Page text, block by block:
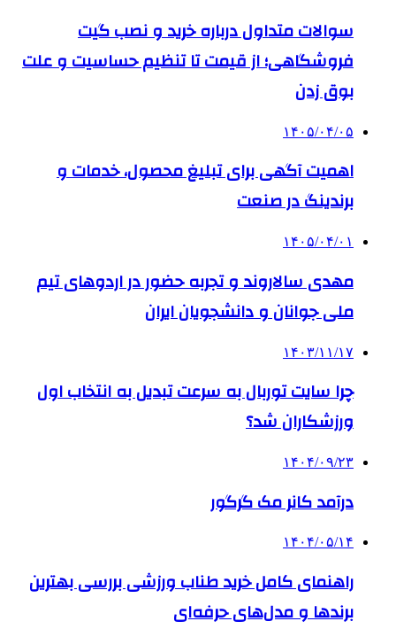
سوالات متداول درباره خرید و نصب گیت
فروشگاهی؛ از قیمت تا تنظیم حساسیت و علت
بوق زدن
۱۴۰۵/۰۴/۰۵
اهمیت آگهی برای تبلیغ محصول، خدمات و
برندینگ در صنعت
۱۴۰۵/۰۴/۰۱
مهدی سالاروند و تجربه حضور در اردوهای تیم
ملی جوانان و دانشجویان ایران
۱۴۰۳/۱۱/۱۷
چرا سایت توربال به ‌سرعت تبدیل به انتخاب اول
ورزشکاران شد؟
۱۴۰۴/۰۹/۲۳
درآمد کانر مک گرگور
۱۴۰۴/۰۵/۱۴
راهنمای کامل خرید طناب ورزشی بررسی بهترین
برندها و مدل‌های حرفه‌ای